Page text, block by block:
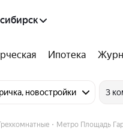
Ипотека
новостройки 3
Метро Площадь